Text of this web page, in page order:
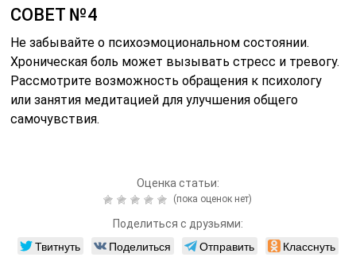
СОВЕТ №4
Не забывайте о психоэмоциональном состоянии.
Хроническая боль может вызывать стресс и тревогу.
Рассмотрите возможность обращения к психологу
или занятия медитацией для улучшения общего
самочувствия.
Оценка статьи:
(пока оценок нет)
Поделиться с друзьями:
Твитнуть Поделиться Отправить Класснуть